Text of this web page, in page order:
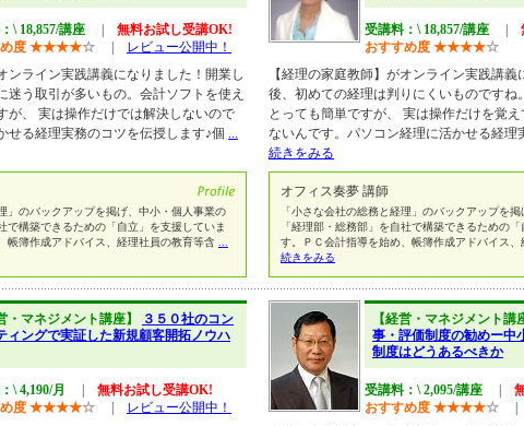
\ 18,857/講座
無料お試し受講OK!
度 ★★★★☆
レビュー公開中！
ンライン実践講義になりました！開業し
迷う取引が多いもの。会計ソフトを使え
が、 実は操作だけでは解決しないので
せる経理実務のコツを伝授します♪個 ...
」のバックアップを掲げ、中小・個人事業の
で構築できるための「自立」を支援していま
帳簿作成アドバイス、経理社員の教育等含
受講料：\ 18,857/講座
おすすめ度 ★★★★☆
【経理の家庭教師】がオンライン実践講
後、初めての経理は判りにくいものですね
とっても簡単ですが、 実は操作だけを覚
ないんです。パソコン経理に活かせる経理
続きをみる
オフィス奏夢 講師
「小さな会社の総務と経理」のバックアップを
「経理部・総務部」を自社で構築できるための
す。ＰＣ会計指導を始め、帳簿作成アドバイス
続きをみる
・マネジメント講座】
３５０社のコン
ィングで実証した新規顧客開拓ノウハ
\ 4,190/月
無料お試し受講OK!
度 ★★★★☆ レビュー公開中！
【経営・マネジメント講
事・評価制度の勧めー中
制度はどうあるべきか
受講料：\ 2,095/講座
おすすめ度 ★★★★☆